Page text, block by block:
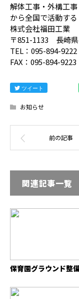
解体工事・外構工
から全国で活動す
株式会社福田工業
〒851-1133 長崎
TEL：095-894-9222
FAX：095-894-9223
ツイート
お知らせ
関連記事一覧
保育園グラウンド整